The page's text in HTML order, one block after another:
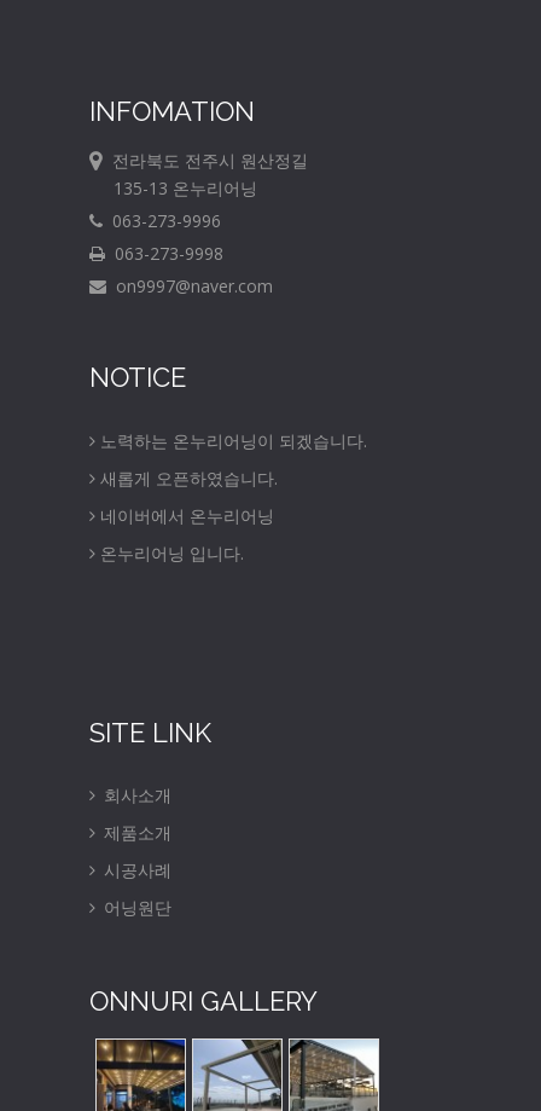
INFOMATION
전라북도 전주시 원산정길
135-13 온누리어닝
063-273-9996
063-273-9998
on9997@naver.com
NOTICE
노력하는 온누리어닝이 되겠습니다.
새롭게 오픈하였습니다.
네이버에서 온누리어닝
온누리어닝 입니다.
SITE LINK
회사소개
제품소개
시공사례
어닝원단
ONNURI GALLERY